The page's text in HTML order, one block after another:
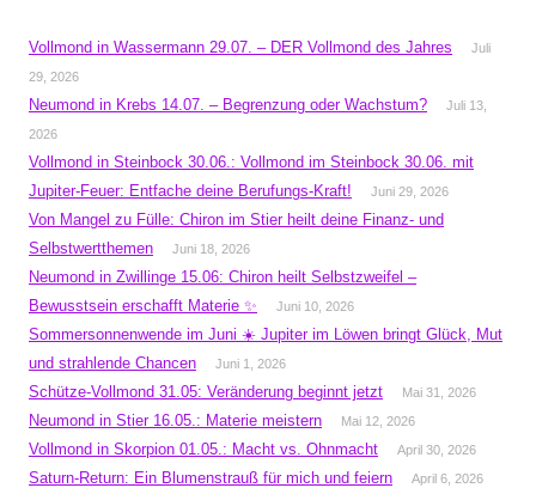
Vollmond in Wassermann 29.07. – DER Vollmond des Jahres
Juli
29, 2026
Neumond in Krebs 14.07. – Begrenzung oder Wachstum?
Juli 13,
2026
Vollmond in Steinbock 30.06.: Vollmond im Steinbock 30.06. mit
Jupiter-Feuer: Entfache deine Berufungs-Kraft!
Juni 29, 2026
Von Mangel zu Fülle: Chiron im Stier heilt deine Finanz- und
Selbstwertthemen
Juni 18, 2026
Neumond in Zwillinge 15.06: Chiron heilt Selbstzweifel –
Bewusstsein erschafft Materie ✨
Juni 10, 2026
Sommersonnenwende im Juni ☀️ Jupiter im Löwen bringt Glück, Mut
und strahlende Chancen
Juni 1, 2026
Schütze-Vollmond 31.05: Veränderung beginnt jetzt Mai 31, 2026
Neumond in Stier 16.05.: Materie meistern Mai 12, 2026
Vollmond in Skorpion 01.05.: Macht vs. Ohnmacht April 30, 2026
Saturn-Return: Ein Blumenstrauß für mich und feiern April 6, 2026